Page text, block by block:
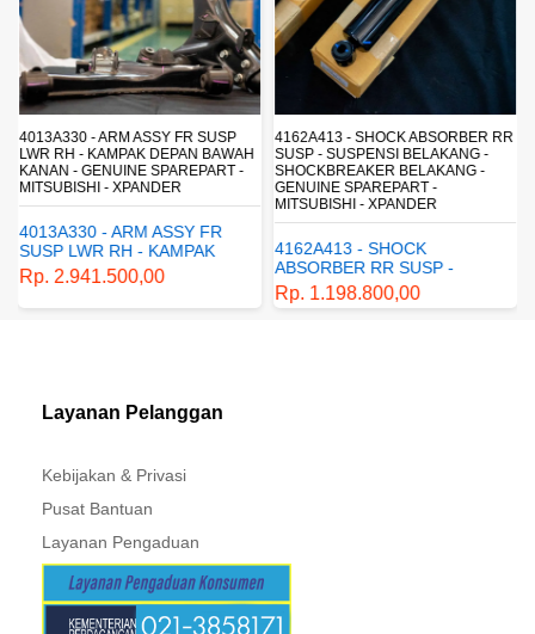
4013A330 - ARM ASSY FR SUSP
LWR RH - KAMPAK DEPAN BAWAH
KANAN - GENUINE SPAREPART -
MITSUBISHI - XPANDER
4013A330 - ARM ASSY FR
SUSP LWR RH - KAMPAK
DEPAN BAWAH KANAN -
GENUINE SPAREPART -
MITSUBISHI - XPANDER
Rp. 2.941.500,00
4162A413 - SHOCK ABSORBER RR
SUSP - SUSPENSI BELAKANG -
SHOCKBREAKER BELAKANG -
GENUINE SPAREPART -
MITSUBISHI - XPANDER
4162A413 - SHOCK
ABSORBER RR SUSP -
SUSPENSI BELAKANG -
SHOCKBREAKER BELAKANG
Rp. 1.198.800,00
Layanan Pelanggan
Kebijakan & Privasi
Pusat Bantuan
Layanan Pengaduan